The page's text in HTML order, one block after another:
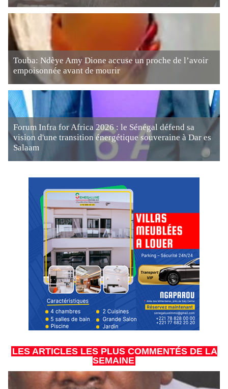
Touba: Ndèye Amy Dione accuse un proche de l’avoir
empoisonnée avant de mourir
Forum Infra for Africa 2026 : le Sénégal défend sa
vision d'une transition énergétique souveraine à Dar es
Salaam
LES ARTICLES LES PLUS COMMENTÉS DE LA
SEMAINE